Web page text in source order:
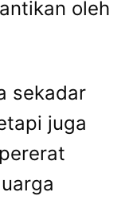
oleh
sekadar
juga